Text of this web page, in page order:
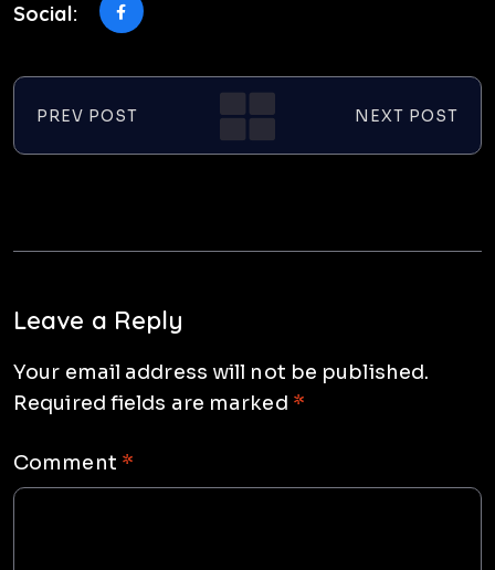
Social:
PREV POST NEXT POST
Leave a Reply
Your email address will not be published.
Required fields are marked *
Comment *